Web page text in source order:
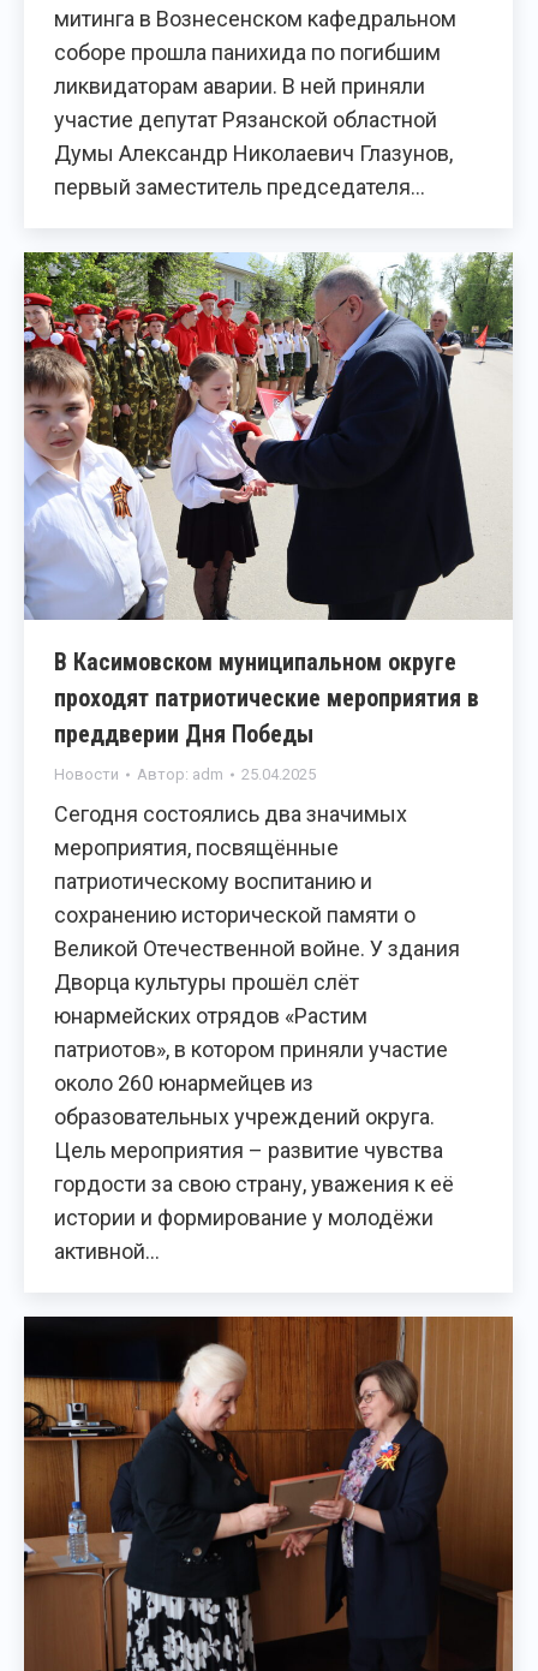
митинга в Вознесенском кафедральном
соборе прошла панихида по погибшим
ликвидаторам аварии. В ней приняли
участие депутат Рязанской областной
Думы Александр Николаевич Глазунов,
первый заместитель председателя…
В Касимовском муниципальном округе
проходят патриотические мероприятия в
преддверии Дня Победы
Новости Автор: adm 25.04.2025
Сегодня состоялись два значимых
мероприятия, посвящённые
патриотическому воспитанию и
сохранению исторической памяти о
Великой Отечественной войне. У здания
Дворца культуры прошёл слёт
юнармейских отрядов «Растим
патриотов», в котором приняли участие
около 260 юнармейцев из
образовательных учреждений округа.
Цель мероприятия – развитие чувства
гордости за свою страну, уважения к её
истории и формирование у молодёжи
активной…